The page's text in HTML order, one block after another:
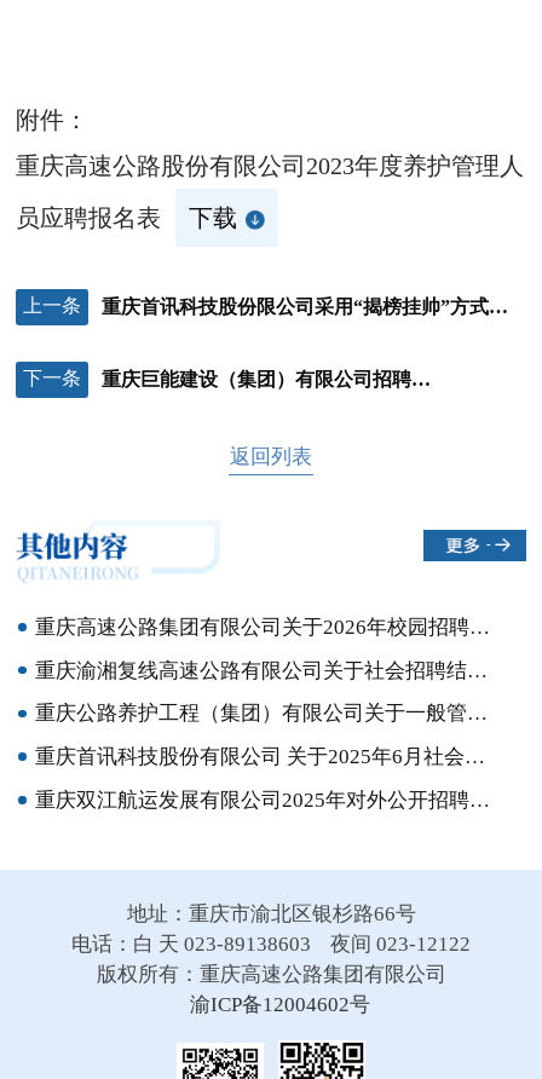
附件：
重庆高速公路股份有限公司2023年度养护管理人
员应聘报名表
下载
上一条 重庆首讯科技股份限公司采用“揭榜挂帅”方式选聘市场开发中心副经理的实施方案
下一条 重庆巨能建设（集团）有限公司招聘简章
返回列表
重庆高速公路集团有限公司关于2026年校园招聘拟聘用人员的公示
重庆渝湘复线高速公路有限公司关于社会招聘结果的公示
重庆公路养护工程（集团）有限公司关于一般管理人员选聘结果的公示
重庆首讯科技股份有限公司 关于2025年6月社会招聘结果的公示
重庆双江航运发展有限公司2025年对外公开招聘简章
地址：重庆市渝北区银杉路66号
电话：白 天 023-89138603 夜间 023-12122
版权所有：重庆高速公路集团有限公司
渝ICP备12004602号